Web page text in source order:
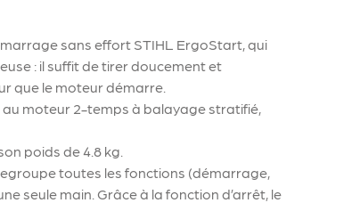
sans effort STIHL ErgoStart, qui
: il suffit de tirer doucement et
que le moteur démarre.
moteur 2-temps à balayage stratifié,
poids de 4.8 kg.
toutes les fonctions (démarrage,
seule main. Grâce à la fonction d’arrêt, le